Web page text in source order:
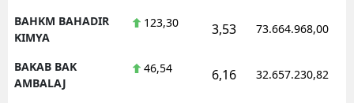
BAHKM BAHADIR
KIMYA
123,30 3,53 73.664.968,00
BAKAB BAK
AMBALAJ
46,54 6,16 32.657.230,82